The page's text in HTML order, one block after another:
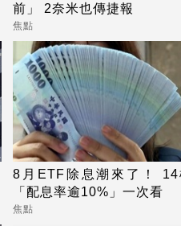
前」 2奈米也傳捷報
焦點
8月ETF除息潮來了！ 14
「配息率逾10%」一次看
焦點